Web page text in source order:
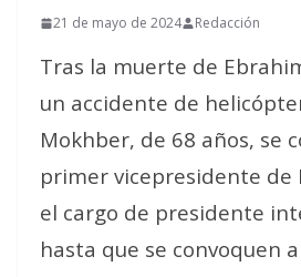
21 de mayo de 2024 Redacción
Tras la muerte de
un accidente de
Mokhber, de 68 años, se
primer vicepresidente de
el cargo de presidente
hasta que se convoquen